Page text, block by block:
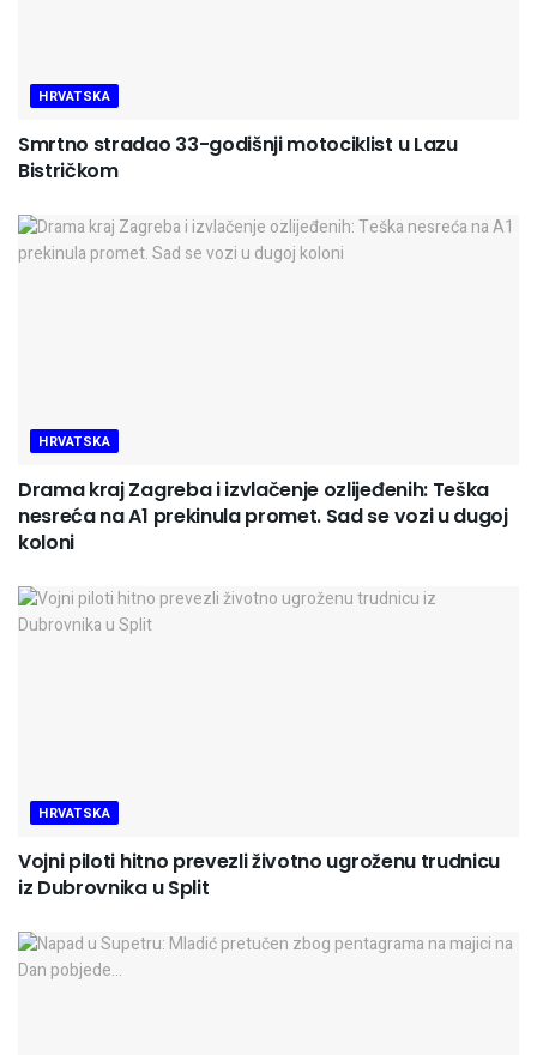
HRVATSKA
Smrtno stradao 33-godišnji motociklist u Lazu
Bistričkom
HRVATSKA
Drama kraj Zagreba i izvlačenje ozlijeđenih: Teška
nesreća na A1 prekinula promet. Sad se vozi u dugoj
koloni
HRVATSKA
Vojni piloti hitno prevezli životno ugroženu trudnicu
iz Dubrovnika u Split